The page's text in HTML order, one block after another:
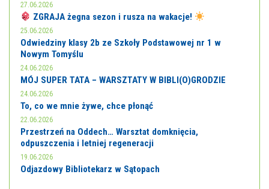
27.06.2026
ZGRAJA żegna sezon i rusza na wakacje!
25.06.2026
Odwiedziny klasy 2b ze Szkoły Podstawowej nr 1 w
Nowym Tomyślu
24.06.2026
MÓJ SUPER TATA – WARSZTATY W BIBLI(O)GRODZIE
24.06.2026
To, co we mnie żywe, chce płonąć
22.06.2026
Przestrzeń na Oddech… Warsztat domknięcia,
odpuszczenia i letniej regeneracji
19.06.2026
Odjazdowy Bibliotekarz w Sątopach